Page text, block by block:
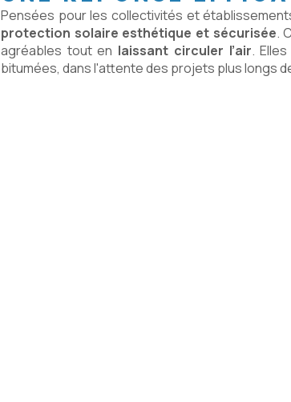
Pensées pour les collectivités et
protection solaire esthétique et sécurisée.
agréables tout en laissant circuler l’air.
bitumées, dans l'attente des projets plus longs